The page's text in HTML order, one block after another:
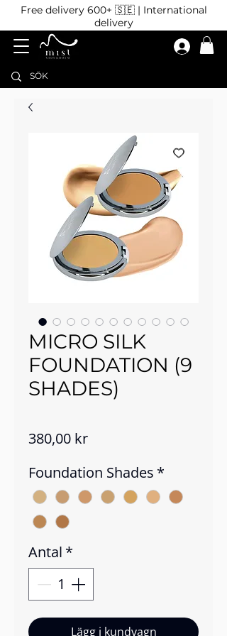
Free delivery 600+ 🇸🇪 | International
delivery
MICRO SILK
FOUNDATION (9
SHADES)
380,00 krPris
Foundation Shades *
Antal *
Lägg i kundvagn